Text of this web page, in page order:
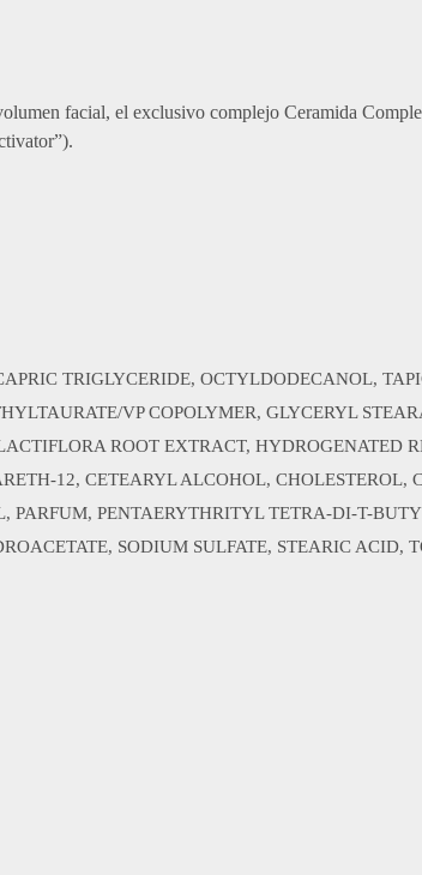
facial, el exclusivo complejo Ceramida
TRIGLYCERIDE, OCTYLDODECANOL,
VP COPOLYMER, GLYCERYL
ROOT EXTRACT, HYDROGENATED
12, CETEARYL ALCOHOL, CHOLESTEROL,
PARFUM, PENTAERYTHRITYL TETRA-DI-T-
SODIUM SULFATE, STEARIC ACID,